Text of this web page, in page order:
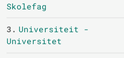
Skolefag
3. Universiteit -
Universitet